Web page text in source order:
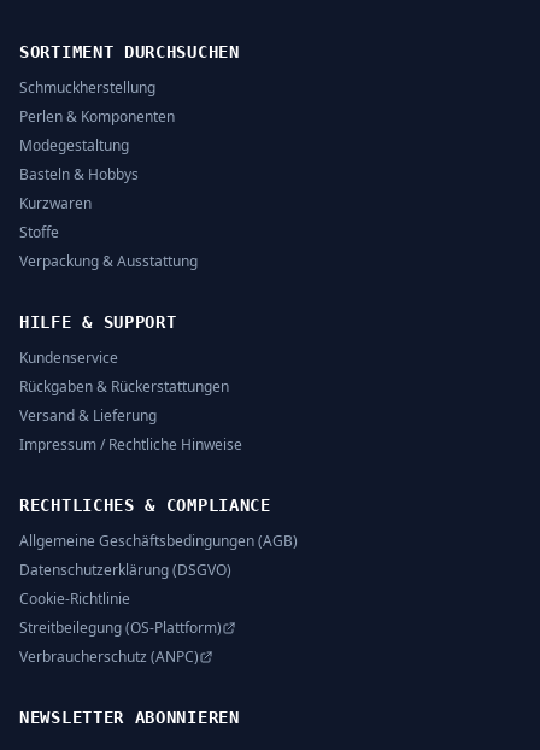
SORTIMENT DURCHSUCHEN
Schmuckherstellung
Perlen & Komponenten
Modegestaltung
Basteln & Hobbys
Kurzwaren
Stoffe
Verpackung & Ausstattung
HILFE & SUPPORT
Kundenservice
Rückgaben & Rückerstattungen
Versand & Lieferung
Impressum / Rechtliche Hinweise
RECHTLICHES & COMPLIANCE
Allgemeine Geschäftsbedingungen (AGB)
Datenschutzerklärung (DSGVO)
Cookie-Richtlinie
Streitbeilegung (OS-Plattform)
Verbraucherschutz (ANPC)
NEWSLETTER ABONNIEREN